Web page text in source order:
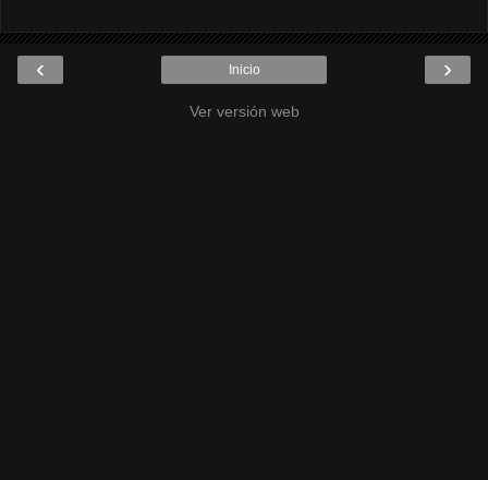
‹ ›
Inicio
Ver versión web